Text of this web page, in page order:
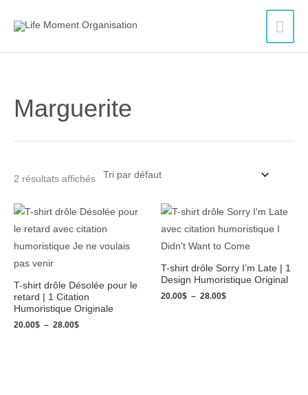
Marguerite
2 résultats affichés
T-shirt drôle Désolée pour le
retard | 1 Citation
Humoristique Originale
20.00$ – 28.00$
Plage
prix :
à
T-shirt drôle Sorry I’m Late | 1
Design Humoristique Original
20.00$ – 28.00$
Plage
prix :
20.00$
à
28.00$